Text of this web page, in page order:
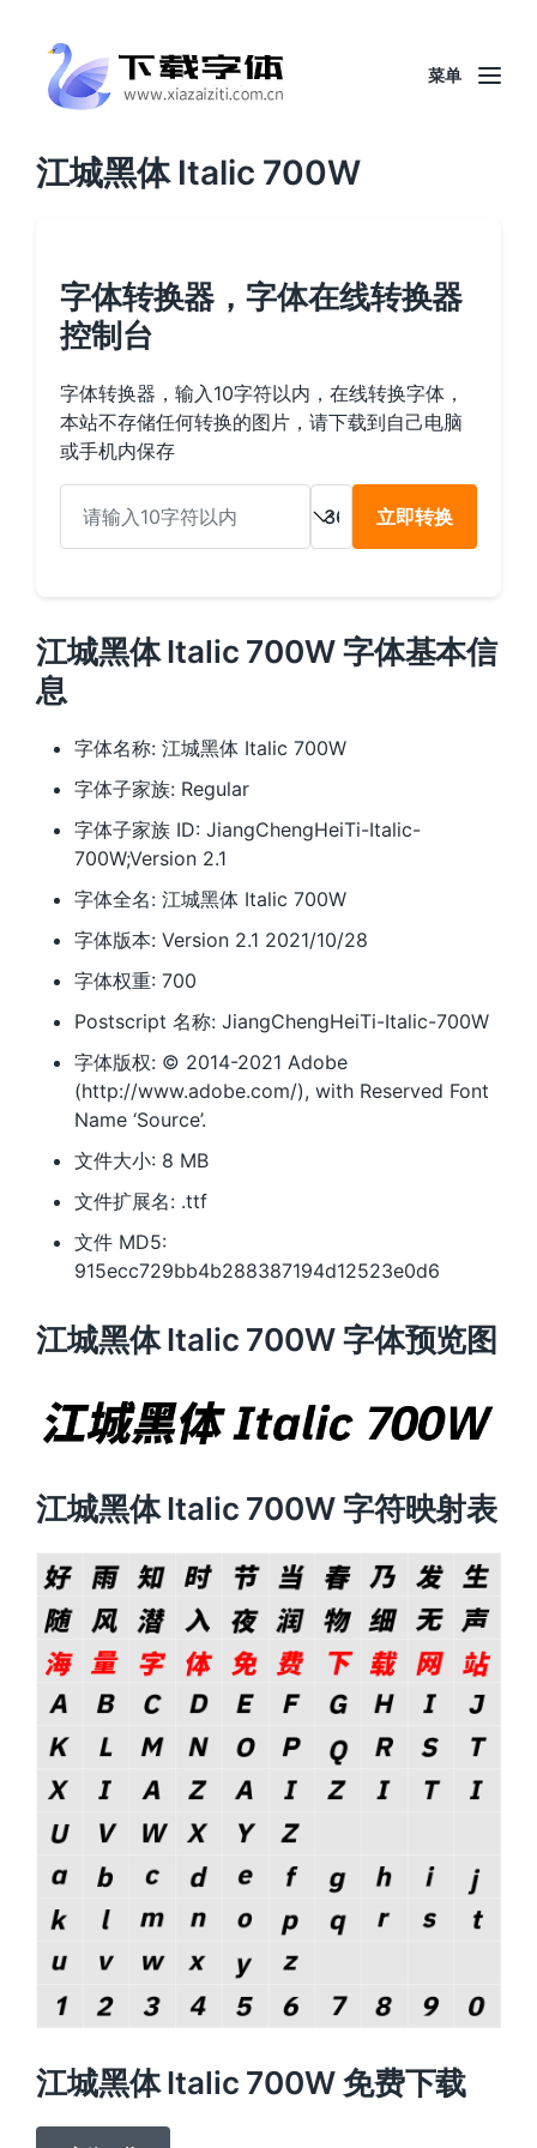
菜单
江城黑体 Italic 700W
字体转换器，字体在线转换器
控制台
字体转换器，输入10字符以内，在线转换字体，
本站不存储任何转换的图片，请下载到自己电脑
或手机内保存
立即转换
江城黑体 Italic 700W 字体基本信
息
字体名称: 江城黑体 Italic 700W
字体子家族: Regular
字体子家族 ID: JiangChengHeiTi-Italic-
700W;Version 2.1
字体全名: 江城黑体 Italic 700W
字体版本: Version 2.1 2021/10/28
字体权重: 700
Postscript 名称: JiangChengHeiTi-Italic-700W
字体版权: © 2014-2021 Adobe
(http://www.adobe.com/), with Reserved Font
Name ‘Source’.
文件大小: 8 MB
文件扩展名: .ttf
文件 MD5:
915ecc729bb4b288387194d12523e0d6
江城黑体 Italic 700W 字体预览图
江城黑体 Italic 700W 字符映射表
江城黑体 Italic 700W 免费下载